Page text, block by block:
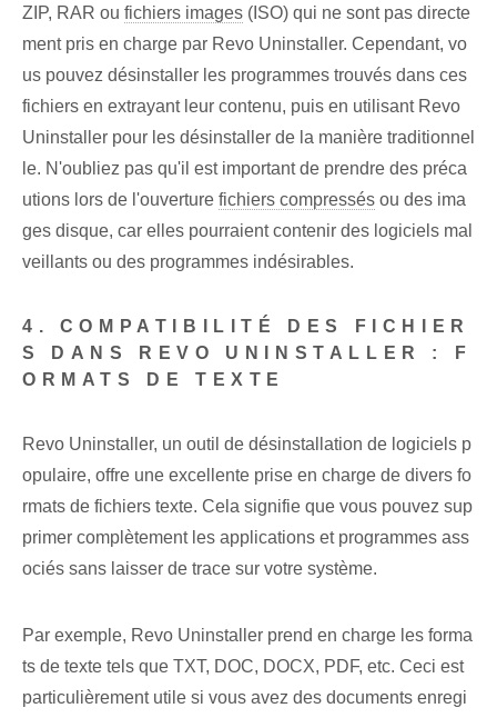
ZIP, RAR ou fichiers images (ISO) qui ne sont pas directe
ment pris en charge par Revo Uninstaller. Cependant, vo
us pouvez désinstaller les programmes trouvés dans ces
fichiers en extrayant leur contenu, puis en utilisant Revo
Uninstaller pour les désinstaller de la manière traditionnel
le. N'oubliez pas qu'il est important de prendre des préca
utions lors de l'ouverture fichiers compressés ou des ima
ges disque, car elles pourraient contenir des logiciels mal
veillants ou des programmes indésirables.
4. COMPATIBILITÉ DES FICHIER
S DANS REVO UNINSTALLER : F
ORMATS DE TEXTE
Revo Uninstaller, un outil de désinstallation de logiciels p
opulaire, offre une excellente prise en charge de divers fo
rmats de fichiers texte. Cela signifie que vous pouvez sup
primer complètement les applications et programmes ass
ociés sans laisser de trace sur votre système.
Par exemple, Revo Uninstaller prend en charge les forma
ts de texte tels que TXT, DOC, DOCX, PDF, etc. Ceci est
particulièrement utile si vous avez des documents enregi